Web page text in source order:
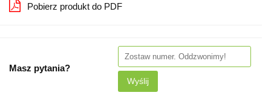
Pobierz produkt do PDF
Masz pytania?
Wyślij